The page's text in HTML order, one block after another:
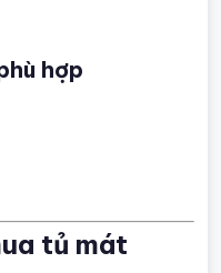
hợp
tủ mát